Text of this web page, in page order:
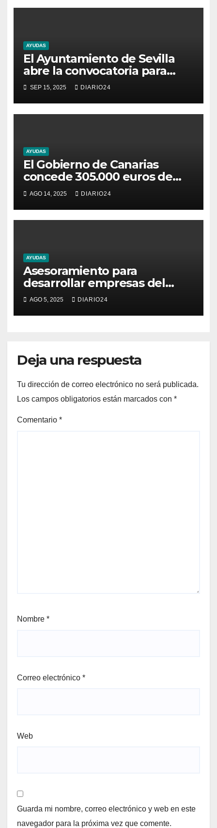
AYUDAS
El Ayuntamiento de Sevilla
abre la convocatoria para
subvenciones al fomento y
apoyo al emprendimiento
empresarial y la creación de
SEP 15, 2025 DIARIO24
AYUDAS
El Gobierno de Canarias
concede 305.000 euros de
fondos propios en ayudas a la
renovación de la flota
pesquera
AGO 14, 2025 DIARIO24
AYUDAS
Asesoramiento para
desarrollar empresas del
sector de la moda y textil
AGO 5, 2025 DIARIO24
Deja una respuesta
Tu dirección de correo electrónico no será publicada.
Los campos obligatorios están marcados con *
Comentario *
Nombre *
Correo electrónico *
Web
Guarda mi nombre, correo electrónico y web en este
navegador para la próxima vez que comente.